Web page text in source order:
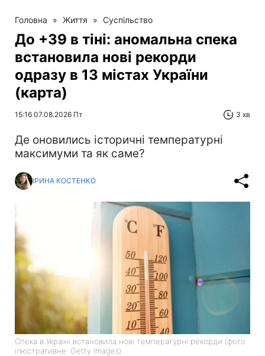
Головна » Життя » Суспільство
До +39 в тіні: аномальна спека
встановила нові рекорди
одразу в 13 містах України
(карта)
15:16 07.08.2026 Пт 3 хв
Де оновились історичні температурні
максимуми та як саме?
ІРИНА КОСТЕНКО
Спека в Україні встановила нові температурні рекорди (фото
ілюстративне: Getty Images)